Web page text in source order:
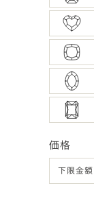
価格